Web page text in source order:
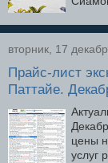
вторник, 17
Прайс-лист
Паттайе.
цены
услуг